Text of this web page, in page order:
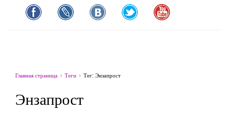
Главная страница Теги Тег: Энзапрост
Энзапрост